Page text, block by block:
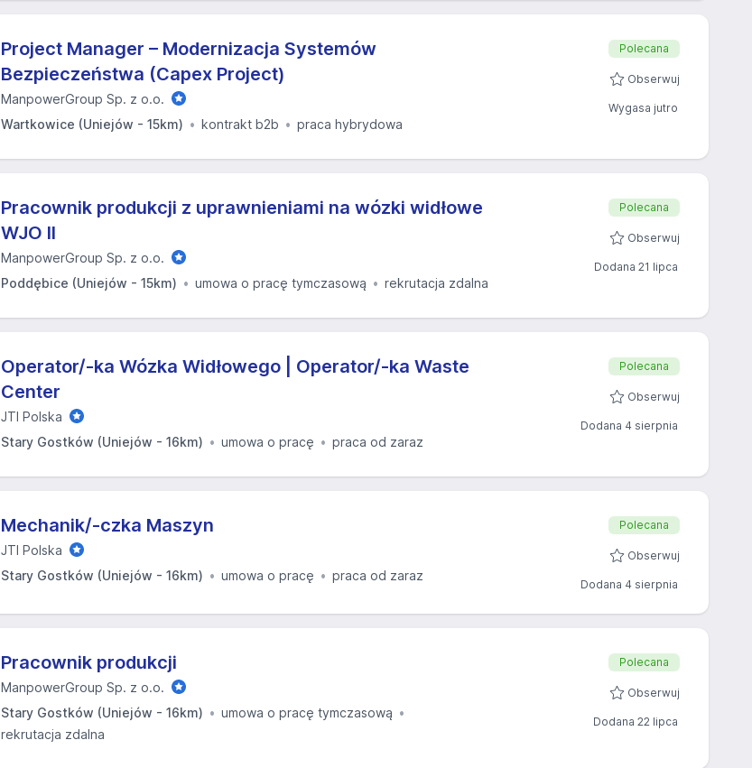
Project Manager – Modernizacja Systemów
Bezpieczeństwa (Capex Project)
ManpowerGroup Sp. z o.o.
Wartkowice (Uniejów - 15km)
kontrakt b2b praca hybrydowa
Polecana
Obserwuj
Wygasa jutro
Pracownik produkcji z uprawnieniami na wózki widłowe
WJO II
ManpowerGroup Sp. z o.o.
Poddębice (Uniejów - 15km)
umowa o pracę tymczasową rekrutacja zdalna
Polecana
Obserwuj
Dodana 21 lipca
Operator/-ka Wózka Widłowego | Operator/-ka Waste
Center
JTI Polska
Stary Gostków (Uniejów - 16km)
umowa o pracę praca od zaraz
Polecana
Obserwuj
Dodana 4 sierpnia
Mechanik/-czka Maszyn
JTI Polska
Stary Gostków (Uniejów - 16km)
umowa o pracę praca od zaraz
Polecana
Obserwuj
Dodana 4 sierpnia
Pracownik produkcji
ManpowerGroup Sp. z o.o.
Stary Gostków (Uniejów - 16km)
umowa o pracę tymczasową
rekrutacja zdalna
Polecana
Obserwuj
Dodana 22 lipca